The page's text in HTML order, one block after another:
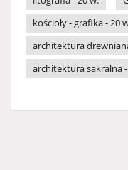
kościoły - grafika - 20
architektura
architektura sakralna